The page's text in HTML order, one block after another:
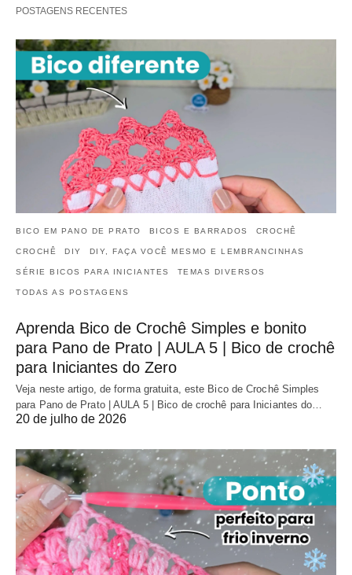
POSTAGENS RECENTES
BICO EM PANO DE PRATO BICOS E BARRADOS CROCHÊ
CROCHÊ DIY DIY, FAÇA VOCÊ MESMO E LEMBRANCINHAS
SÉRIE BICOS PARA INICIANTES TEMAS DIVERSOS
TODAS AS POSTAGENS
Aprenda Bico de Crochê Simples e bonito
para Pano de Prato | AULA 5 | Bico de crochê
para Iniciantes do Zero
Veja neste artigo, de forma gratuita, este Bico de Crochê Simples
para Pano de Prato | AULA 5 | Bico de crochê para Iniciantes do…
20 de julho de 2026